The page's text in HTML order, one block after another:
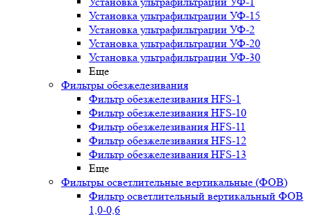
Установка ультрафильтрации УФ-15
Установка ультрафильтрации УФ-2
Установка ультрафильтрации УФ-20
Установка ультрафильтрации УФ-30
Еще
Фильтры обезжелезивания
Фильтр обезжелезивания HFS-1
Фильтр обезжелезивания HFS-10
Фильтр обезжелезивания HFS-11
Фильтр обезжелезивания HFS-12
Фильтр обезжелезивания HFS-13
Еще
Фильтры осветлительные вертикальные (ФОВ)
Фильтр осветлительный вертикальный ФОВ
1,0-0,6